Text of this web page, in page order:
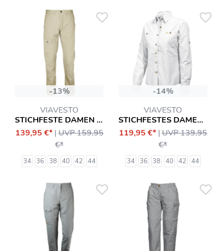
-13%
VIAVESTO
STICHFESTE DAMEN SLIM-HOSE INFANTE
139,95 €* |UVP 159,95
€*
34 36 38 40 42 44
-14%
VIAVESTO
STICHFESTES DAMENHEMD SR. EANES
119,95 €* |UVP 139,95
€*
34 36 38 40 42 44